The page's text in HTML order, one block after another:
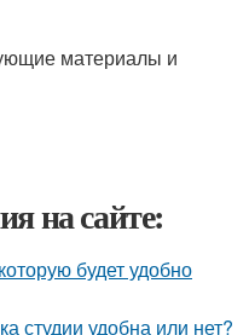
материалы и
на сайте:
будет удобно
студии удобна или нет?